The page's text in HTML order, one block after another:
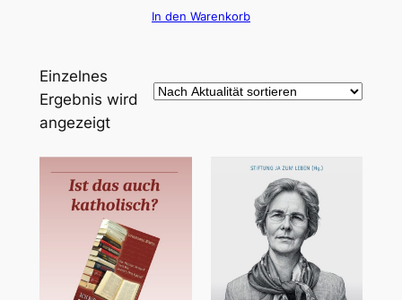
In den Warenkorb
Einzelnes
Ergebnis wird
angezeigt